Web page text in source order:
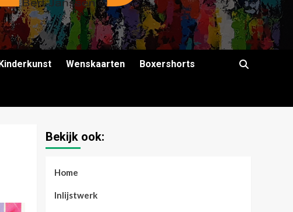
Wenskaarten Boxershorts
Bekijk ook:
Home
Inlijstwerk